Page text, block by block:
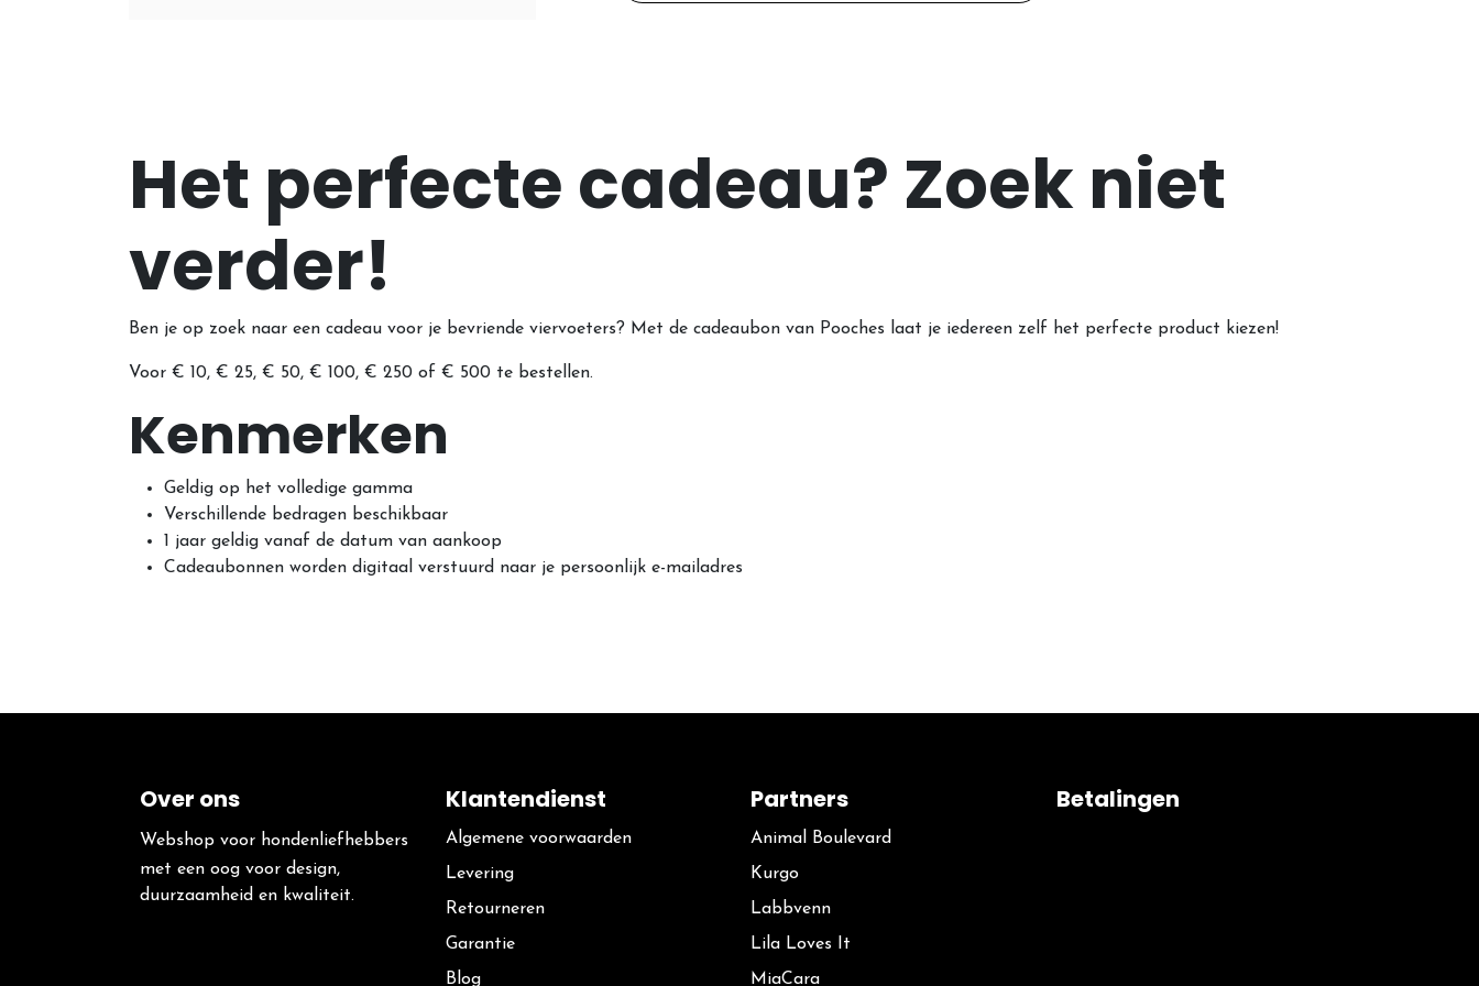
Het perfecte cadeau? Zoek niet
verder!
Ben je op zoek naar een cadeau voor je bevriende viervoeters? Met de cadeaubon van Pooches laat je iedereen zelf het perfecte product kiezen!
Voor € 10, € 25, € 50, € 100, € 250 of € 500 te bestellen.
Kenmerken
Geldig op het volledige gamma
Verschillende bedragen beschikbaar
1 jaar geldig vanaf de datum van aankoop
Cadeaubonnen worden digitaal verstuurd naar je persoonlijk e-mailadres
Over ons
Webshop voor hondenliefhebbers
met een oog voor design,
duurzaamheid en kwaliteit.
Betalingen
Partners
Animal Boulevard
Kurgo
La​bbvenn
Lila Loves It
MiaCara
Klantendienst
Algemene voorwaarden
Levering
Retourneren
Garantie
Blog